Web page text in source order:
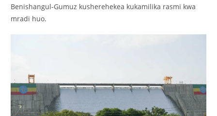
Benishangul-Gumuz kusherehekea kukamilika rasmi kwa
mradi huo.